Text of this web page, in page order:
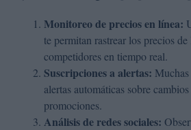
Monitoreo de precios en línea:
te permitan rastrear los precios
competidores en tiempo real.
Suscripciones a alertas:
alertas automáticas sobre
promociones.
Análisis de redes sociales: